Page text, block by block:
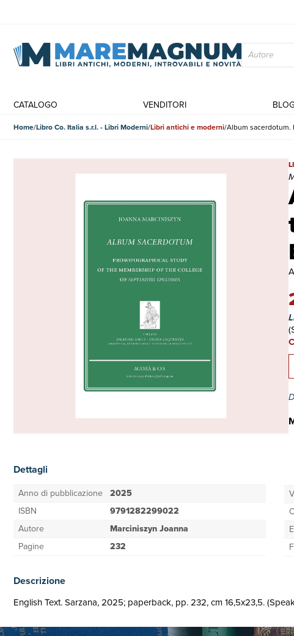
CATALOGO VENDITORI
Home Libro Co. Italia s.r.l. - Libri Moderni Libri antichi e moderni Album
Dettagli
Anno di pubblicazione 2025
ISBN
9791282299022
Autore
Marciniszyn Joanna
Pagine
232
Descrizione
English Text. Sarzana, 2025; paperback, pp. 232, cm 16,5x23,5.